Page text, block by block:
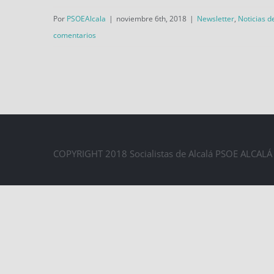
Juan de Austria, un parque
Por PSOEAlcala | noviembre 6th, 2018 | Newsletter, Noticias
comentarios
COPYRIGHT 2018 Socialistas de Alcalá PSOE